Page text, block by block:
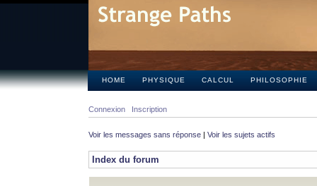
HOME PHYSIQUE CALCUL PHILOSOPHIE
Connexion Inscription
Voir les messages sans réponse | Voir les sujets actifs
Index du forum